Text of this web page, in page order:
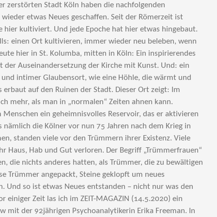
zerstörten Stadt Köln haben die nachfolgenden
etwas Neues geschaffen. Seit der Römerzeit ist
hier kultiviert. Und jede Epoche hat hier etwas hingebaut.
einen Ort kultivieren, immer wieder neu beleben, wenn
hier in St. Kolumba, mitten in Köln: Ein inspirierendes
der Auseinandersetzung der Kirche mit Kunst. Und: ein
intimer Glaubensort, wie eine Höhle, die wärmt und
erbaut auf den Ruinen der Stadt. Dieser Ort zeigt: Im
mehr, als man in „normalen“ Zeiten ahnen kann.
ein geheimnisvolles Reservoir, das er aktivieren
die Kölner vor nun 75 Jahren nach dem Krieg in
standen viele vor den Trümmern ihrer Existenz. Viele
Haus, Hab und Gut verloren. Der Begriff „Trümmerfrauen“
die nichts anderes hatten, als Trümmer, die zu bewältigen
Trümmer angepackt, Steine geklopft um neues
Und so ist etwas Neues entstanden – nicht nur was den
einiger Zeit las ich im ZEIT-MAGAZIN (14.5.2020) ein
mit der 92jährigen Psychoanalytikerin Erika Freeman. In